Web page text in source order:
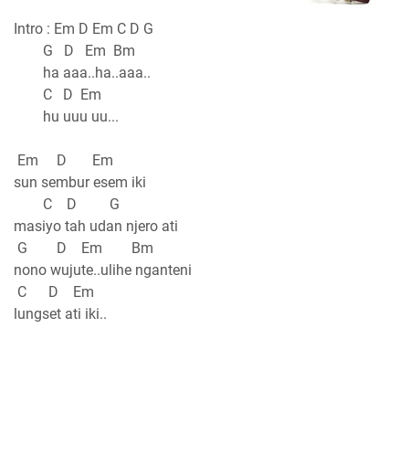
Intro : Em D Em C D G
G D Em Bm
ha aaa..ha..aaa..
C D Em
hu uuu uu...
Em D Em
sun sembur esem iki
C D G
masiyo tah udan njero ati
G D Em Bm
nono wujute..ulihe nganteni
C D Em
lungset ati iki..